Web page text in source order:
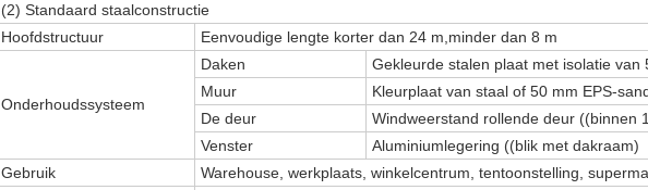
(2) Standaard staalconstructie
Hoofdstructuur
Eenvoudige lengte korter dan 24 m,minder dan 8 m
Onderhoudssysteem
Daken
Gekleurde stalen plaat met isolatie van
Muur
Kleurplaat van staal of 50 mm EPS-
De deur
Windweerstand rollende deur ((binnen
Venster
Aluminiumlegering ((blik met dakraam)
Gebruik
Warehouse, werkplaats, winkelcentrum, tentoonstelling,